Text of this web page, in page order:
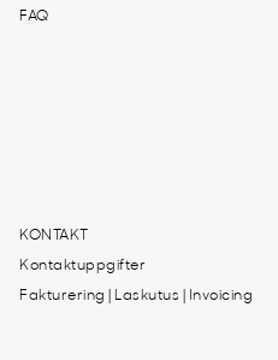
FAQ
KONTAKT
Kontaktuppgifter
Fakturering | Laskutus | Invoicing